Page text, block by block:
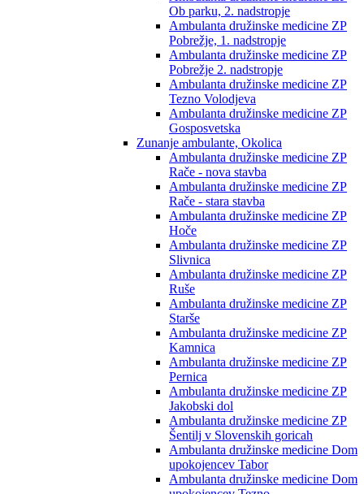
Ob parku, 2. nadstropje
Ambulanta družinske medicine ZP
Pobrežje, 1. nadstropje
Ambulanta družinske medicine ZP
Pobrežje 2. nadstropje
Ambulanta družinske medicine ZP
Tezno Volodjeva
Ambulanta družinske medicine ZP
Gosposvetska
Zunanje ambulante, Okolica
Ambulanta družinske medicine ZP
Rače - nova stavba
Ambulanta družinske medicine ZP
Rače - stara stavba
Ambulanta družinske medicine ZP
Hoče
Ambulanta družinske medicine ZP
Slivnica
Ambulanta družinske medicine ZP
Ruše
Ambulanta družinske medicine ZP
Starše
Ambulanta družinske medicine ZP
Kamnica
Ambulanta družinske medicine ZP
Pernica
Ambulanta družinske medicine ZP
Jakobski dol
Ambulanta družinske medicine ZP
Šentilj v Slovenskih goricah
Ambulanta družinske medicine Dom
upokojencev Tabor
Ambulanta družinske medicine Dom